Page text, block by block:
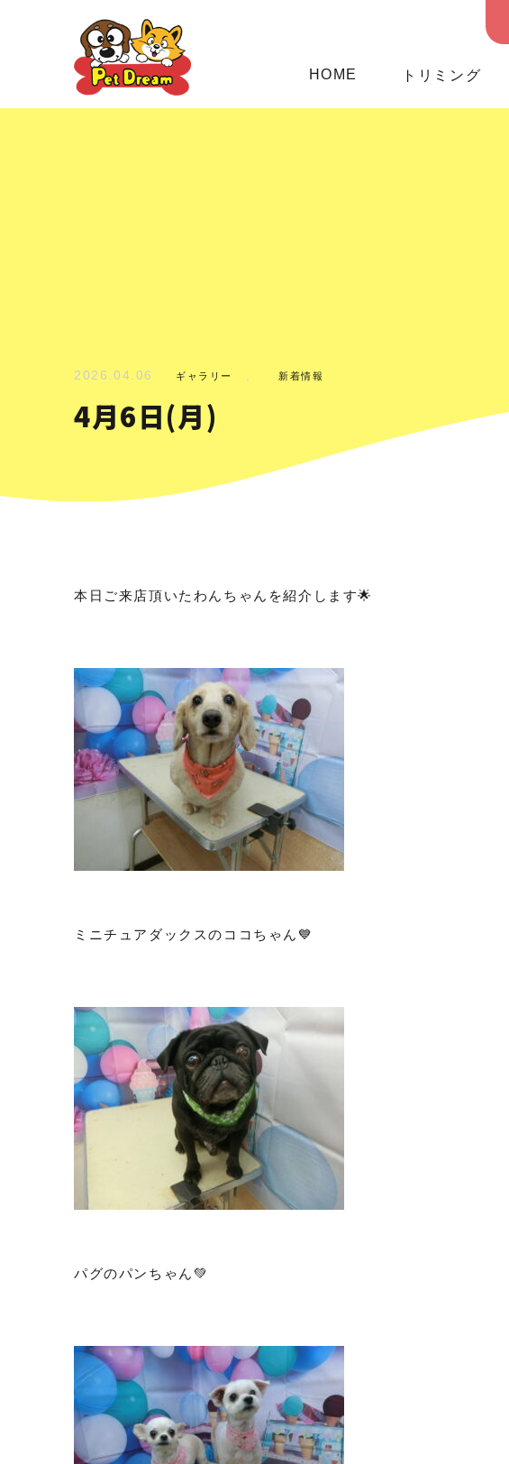
HOME トリミング
2026.04.06 ギャラリー , 新着情報
4月6日(月)
本日ご来店頂いたわんちゃんを紹介します🌟
ミニチュアダックスのココちゃん💙
パグのパンちゃん💚